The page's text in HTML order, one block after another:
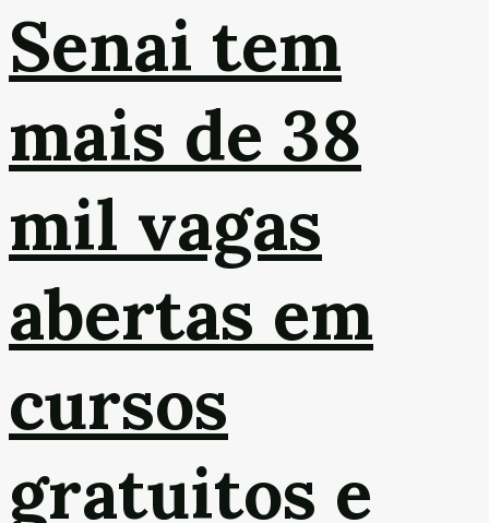
Senai tem
mais de 38
mil vagas
abertas em
cursos
gratuitos e